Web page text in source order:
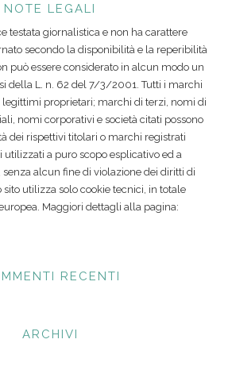
NOTE LEGALI
testata giornalistica e non ha carattere
secondo la disponibilità e la reperibilità
può essere considerato in alcun modo un
della L. n. 62 del 7/3/2001. Tutti i marchi
proprietari; marchi di terzi, nomi di
nomi corporativi e società citati possono
dei rispettivi titolari o marchi registrati
utilizzati a puro scopo esplicativo ed a
senza alcun fine di violazione dei diritti di
utilizza solo cookie tecnici, in totale
Maggiori dettagli alla pagina:
RECENTI
ARCHIVI